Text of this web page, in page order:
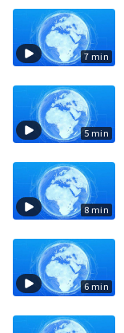
7 min
5 min
8 min
6 min